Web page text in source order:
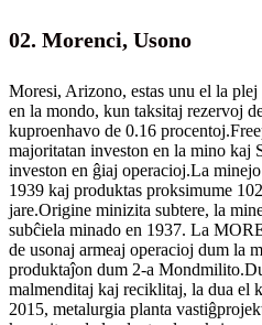
02. Morenci, Usono
Moresi, Arizono, estas unu el la
en la mondo, kun taksitaj rezervoj
kuproenhavo de 0.16
majoritatan investon en la mino kaj
investon en ĝiaj operacioj.La
1939 kaj produktas proksimume
jare.Origine minizita subtere, la
subĉiela minado en 1937. La
de usonaj armeaj operacioj dum la
produktaĵon dum 2-a
malmenditaj kaj reciklitaj, la dua el
2015, metalurgia planta